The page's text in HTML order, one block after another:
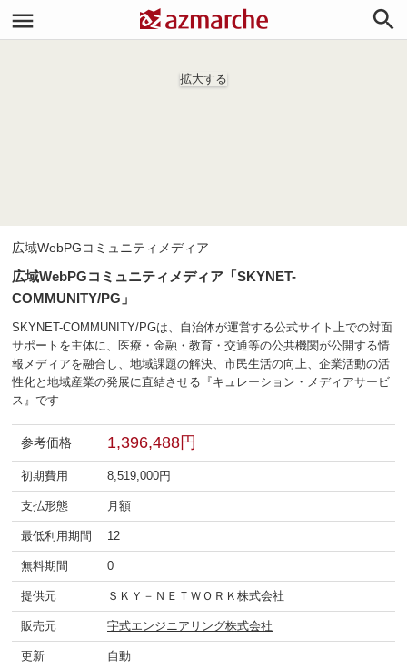


拡大する
広域WebPGコミュニティメディア
広域WebPGコミュニティメディア「SKYNET-
COMMUNITY/PG」
SKYNET-COMMUNITY/PGは、自治体が運営する公式サイト上での対面
サポートを主体に、医療・金融・教育・交通等の公共機関が公開する情
報メディアを融合し、地域課題の解決、市民生活の向上、企業活動の活
性化と地域産業の発展に直結させる『キュレーション・メディアサービ
ス』です
参考価格 1,396,488円
初期費用 8,519,000円
支払形態 月額
最低利用期間 12
無料期間 0
提供元 ＳＫＹ－ＮＥＴＷＯＲＫ株式会社
販売元 宇式エンジニアリング株式会社
更新 自動